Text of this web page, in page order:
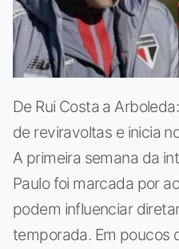
De Rui Costa a
de reviravoltas e inicia
A primeira semana da
Paulo foi marcada por
podem influenciar
temporada. Em poucos